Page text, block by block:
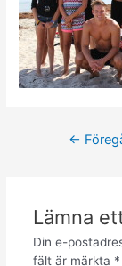
←
Lämna
Din e-
fält är märkta *